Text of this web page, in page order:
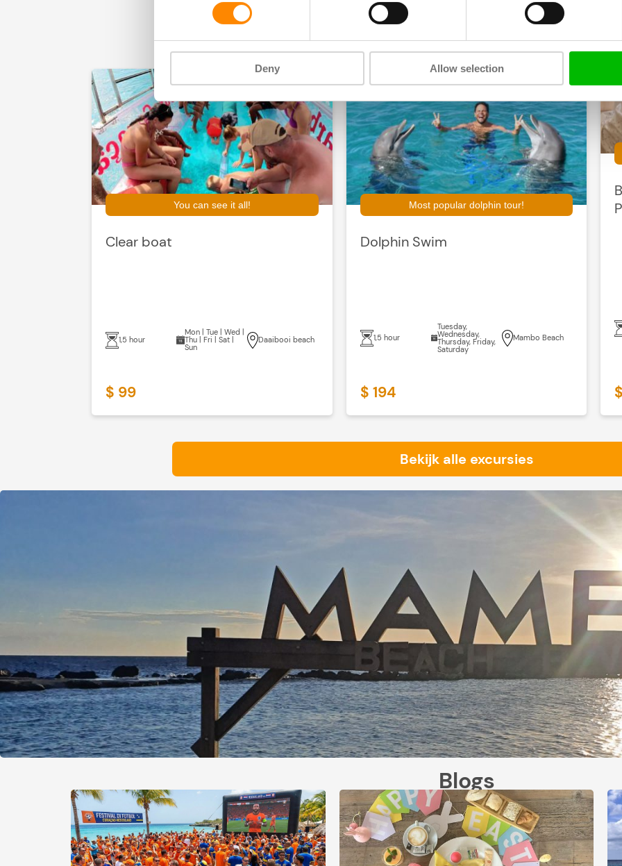
Deny Allow selection
The Best Excursions
You can see it all!
Clear boat
1,5 hour
Mon | Tue | Wed |
Thu | Fri | Sat |
Sun
Daaibooi beach
$ 99
Most popular dolphin tour!
Dolphin Swim
1,5 hour
Tuesday,
Wednesday,
Thursday, Friday,
Saturday
Mambo Beach
$ 194
Bekijk alle excursies
Blogs